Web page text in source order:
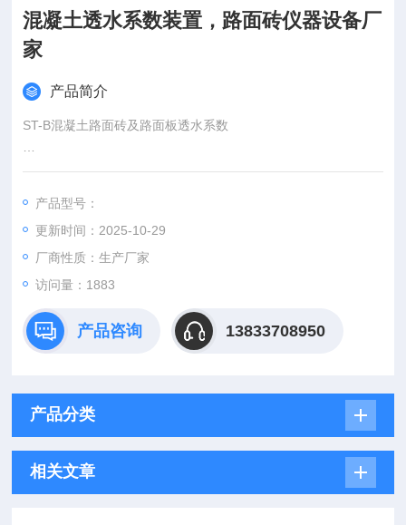
混凝土透水系数装置，路面砖仪器设备厂
家
产品简介
ST-B混凝土路面砖及路面板透水系数
透水路面砖渗透装置是检验透水砖透水系数的设备，依据《GBT
低、易操作、检测成本低设备。用于建筑材料技术领域，特别是
建筑材料透水砖透水系数检测仪，循环使用无气水，提高检测精
度。
混凝土透水系数装置，路面砖仪器设备厂家
一、透水路面砖渗透装置简介：
产品型号：
更新时间：2025-10-29
厂商性质：生产厂家
访问量：1883
产品咨询 13833708950
产品分类
相关文章